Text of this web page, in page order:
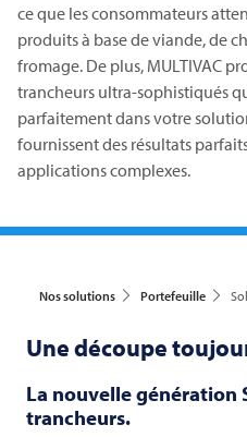
ce que les consommateurs
produits à base de viande, de
fromage. De plus, MULTIVAC
trancheurs ultra-sophistiqués
parfaitement dans votre
fournissent des résultats
applications complexes.
Nos solutions Portefeuille
Une découpe
La nouvelle génération
trancheurs.